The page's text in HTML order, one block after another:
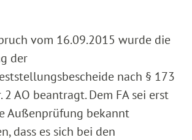
vom 16.09.2015 wurde die
der
nach § 173
2 AO beantragt. Dem FA sei erst
Außenprüfung bekannt
dass es sich bei den